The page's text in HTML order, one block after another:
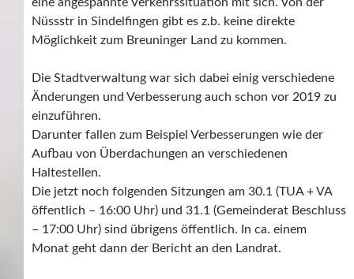
Nüssstr in Sindelfingen gibt es z.b. keine direkte
Möglichkeit zum Breuninger Land zu kommen.
Die Stadtverwaltung war sich dabei einig verschiedene
Änderungen und Verbesserung auch schon vor 2019 zu
einzuführen.
Darunter fallen zum Beispiel Verbesserungen wie der
Aufbau von Überdachungen an verschiedenen
Haltestellen.
Die jetzt noch folgenden Sitzungen am 30.1 (TUA + VA
öffentlich – 16:00 Uhr) und 31.1 (Gemeinderat Beschluss
– 17:00 Uhr) sind übrigens öffentlich. In ca. einem
Monat geht dann der Bericht an den Landrat.